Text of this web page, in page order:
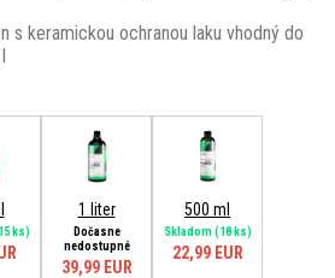
s keramickou ochranou laku vhodný do
ks)
1 liter
Dočasne
nedostupné
39,99 EUR
500 ml
Skladom(18 ks)
22,99 EUR